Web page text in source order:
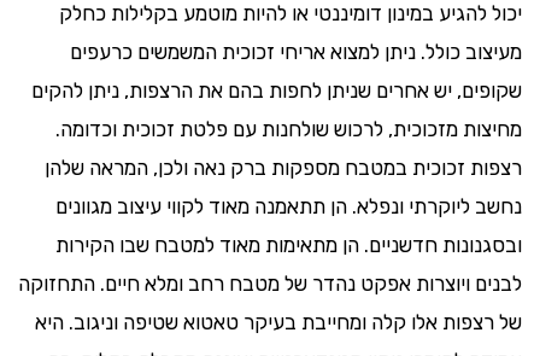
יכול להגיע במינון דומיננטי או להיות מוטמע בקלילות כחלק
מעיצוב כולל. ניתן למצוא אריחי זכוכית המשמשים כרעפים
שקופים, יש אחרים שניתן לחפות בהם את הרצפות, ניתן להקים
מחיצות מזכוכית, לרכוש שולחנות עם פלטת זכוכית וכדומה.
רצפות זכוכית במטבח מספקות ברק נאה ולכן, המראה שלהן
נחשב ליוקרתי ונפלא. הן תתאמנה מאוד לקווי עיצוב מגוונים
ובסגנונות חדשניים. הן מתאימות מאוד למטבח שבו הקירות
לבנים ויוצרות אפקט נהדר של מטבח רחב ומלא חיים. התחזוקה
של רצפות אלו קלה ומחייבת בעיקר טאטוא שטיפה וניגוב. היא